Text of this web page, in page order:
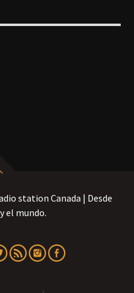
station Canada | Desde
el mundo.